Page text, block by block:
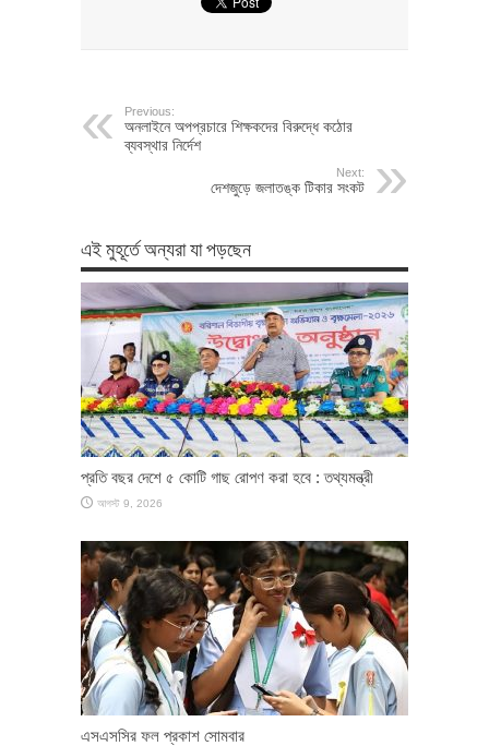
Previous:
অনলাইনে অপপ্রচারে শিক্ষকদের বিরুদ্ধে কঠোর
ব্যবস্থার নির্দেশ
Next:
দেশজুড়ে জলাতঙ্ক টিকার সংকট
এই মুহূর্তে অন্যরা যা পড়ছেন
প্রতি বছর দেশে ৫ কোটি গাছ রোপণ করা হবে : তথ্যমন্ত্রী
আগস্ট 9, 2026
এসএসসির ফল প্রকাশ সোমবার